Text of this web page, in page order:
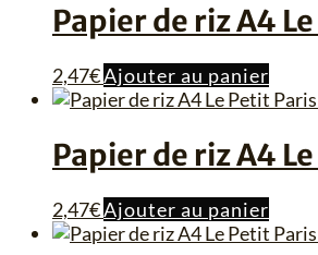
Papier de riz A4
2,47€Ajouter au panier
Papier de riz A4
2,47€Ajouter au panier